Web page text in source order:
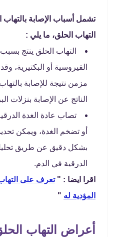
تشمل أسباب الإصابة بالتهاب
التهاب الحلق، ما يلي :
التهاب الحلق ينتج
الفيروسية أو البكتيرية،
مزمن نتيجة للإصابة
الناتج عن الإصابة بنزلات
تصاب عادة الغدة
أو تضخم الغدة، ويمكن
بشكل دقيق عن طريق
الدرقية في الدم.
اقرا ايضا : "تعرف على
المؤدية له "
أعراض التهاب